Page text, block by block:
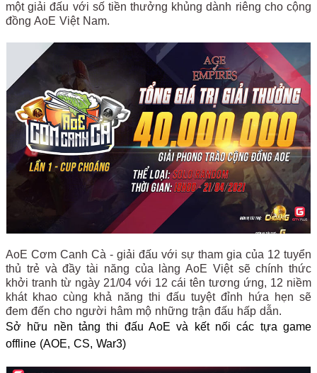
một giải đấu với số tiền thưởng khủng dành riêng cho cộng
đồng AoE Việt Nam.
AoE Cơm Canh Cà - giải đấu với sự tham gia của 12 tuyển
thủ trẻ và đầy tài năng của làng AoE Việt sẽ chính thức
khởi tranh từ ngày 21/04 với 12 cái tên tương ứng, 12 niềm
khát khao cùng khả năng thi đấu tuyệt đỉnh hứa hẹn sẽ
đem đến cho người hâm mộ những trận đấu hấp dẫn.
Sở hữu nền tảng thi đấu AoE và kết nối các tựa game
offline (AOE, CS, War3)